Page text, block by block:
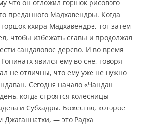
что он отложил горшок рисового
преданного Мадхавендры. Когда
кхира Мадхавендре, тот затем
чтобы избежать славы и продолжал
сандаловое дерево. И во время
явился ему во сне, говоря
не отличны, что ему уже не нужно
Сегодня начало «Чандан
когда строятся колесницы
и Субхадры. Божество, которое
Джаганнатхи, — это Радха